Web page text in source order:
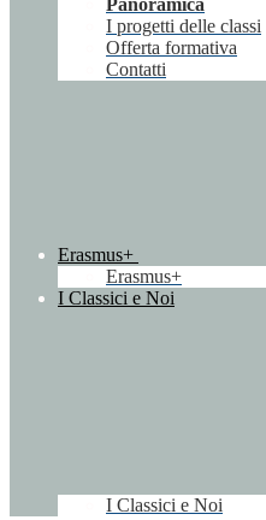
Panoramica
I progetti delle classi
Offerta formativa
Contatti
Erasmus+
Erasmus+
I Classici e Noi
I Classici e Noi